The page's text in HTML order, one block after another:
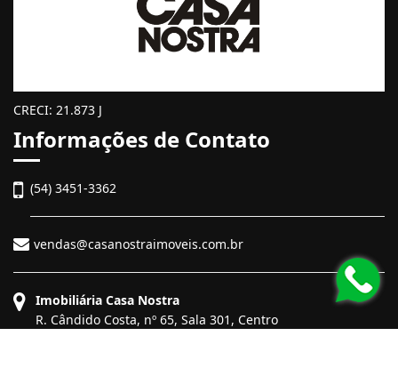
CRECI: 21.873 J
Informações de Contato
(54) 3451-3362
vendas@casanostraimoveis.com.br
Imobiliária Casa Nostra
R. Cândido Costa, nº 65, Sala 301, Centro